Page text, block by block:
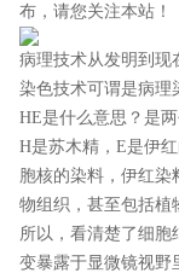
布，请您关注本站！
病理技术从发明到现
染色技术可谓是病理
HE是什么意思？是
H是苏木精，E是伊
胞核的染料，伊红染
物组织，甚至包括植
所以，看清楚了细胞
变暴露于显微镜视野